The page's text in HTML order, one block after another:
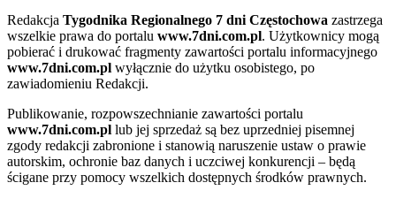
Redakcja Tygodnika Regionalnego 7 dni Częstochowa zastrzega
wszelkie prawa do portalu www.7dni.com.pl. Użytkownicy mogą
pobierać i drukować fragmenty zawartości portalu informacyjnego
www.7dni.com.pl wyłącznie do użytku osobistego, po
zawiadomieniu Redakcji.
Publikowanie, rozpowszechnianie zawartości portalu
www.7dni.com.pl lub jej sprzedaż są bez uprzedniej pisemnej
zgody redakcji zabronione i stanowią naruszenie ustaw o prawie
autorskim, ochronie baz danych i uczciwej konkurencji – będą
ścigane przy pomocy wszelkich dostępnych środków prawnych.